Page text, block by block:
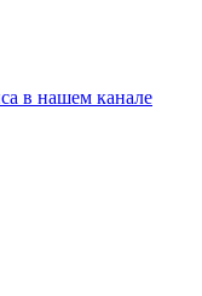
в нашем канале